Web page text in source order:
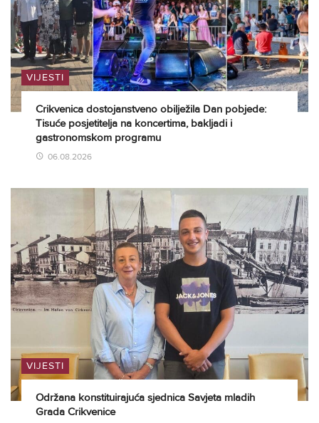
VIJESTI
Crikvenica dostojanstveno obilježila Dan pobjede:
Tisuće posjetitelja na koncertima, bakljadi i
gastronomskom programu
06.08.2026
VIJESTI
Održana konstituirajuća sjednica Savjeta mladih
Grada Crikvenice